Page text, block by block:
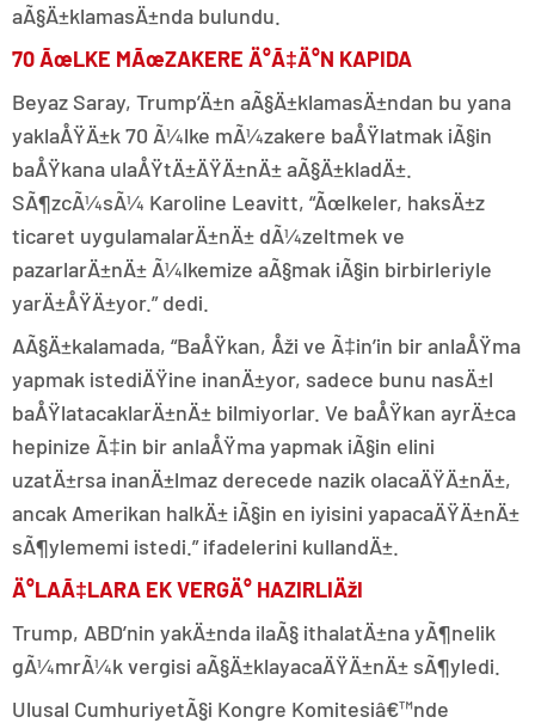
aÃ§Ä±klamasÄ±nda bulundu.
70 ÃœLKE MÃœZAKERE Ä°Ã‡Ä°N KAPIDA
Beyaz Saray, Trump’Ä±n aÃ§Ä±klamasÄ±ndan bu yana
yaklaÅŸÄ±k 70 Ã¼lke mÃ¼zakere baÅŸlatmak iÃ§in
baÅŸkana ulaÅŸtÄ±ÄŸÄ±nÄ± aÃ§Ä±kladÄ±.
SÃ¶zcÃ¼sÃ¼ Karoline Leavitt, “Ãœlkeler, haksÄ±z
ticaret uygulamalarÄ±nÄ± dÃ¼zeltmek ve
pazarlarÄ±nÄ± Ã¼lkemize aÃ§mak iÃ§in birbirleriyle
yarÄ±ÅŸÄ±yor.” dedi.
AÃ§Ä±kalamada, “BaÅŸkan, Åži ve Ã‡in’in bir anlaÅŸma
yapmak istediÄŸine inanÄ±yor, sadece bunu nasÄ±l
baÅŸlatacaklarÄ±nÄ± bilmiyorlar. Ve baÅŸkan ayrÄ±ca
hepinize Ã‡in bir anlaÅŸma yapmak iÃ§in elini
uzatÄ±rsa inanÄ±lmaz derecede nazik olacaÄŸÄ±nÄ±,
ancak Amerikan halkÄ± iÃ§in en iyisini yapacaÄŸÄ±nÄ±
sÃ¶ylememi istedi.” ifadelerini kullandÄ±.
Ä°LAÃ‡LARA EK VERGÄ° HAZIRLIÄžI
Trump, ABD’nin yakÄ±nda ilaÃ§ ithalatÄ±na yÃ¶nelik
gÃ¼mrÃ¼k vergisi aÃ§Ä±klayacaÄŸÄ±nÄ± sÃ¶yledi.
Ulusal CumhuriyetÃ§i Kongre Komitesiâ€™nde